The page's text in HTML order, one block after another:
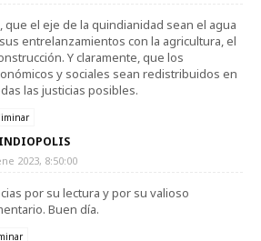
que el eje de la quindianidad sean el agua
entrelanzamientos con la agricultura, el
Y claramente, que los
y sociales sean redistribuidos en
las justicias posibles.
2023, 8:50:00
por su lectura y por su valioso
Buen día.